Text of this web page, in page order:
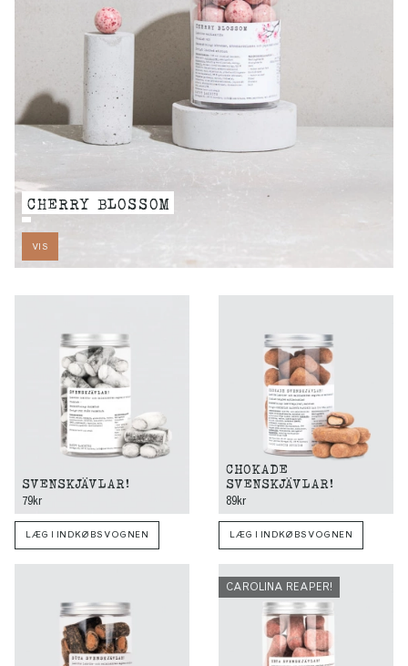
CHERRY BLOSSOM
VIS
SVENSKJÄVLAR!
79kr
LÆG I INDKØBSVOGNEN
CHOKADE
SVENSKJÄVLAR!
89kr
LÆG I INDKØBSVOGNEN
CAROLINA REAPER!